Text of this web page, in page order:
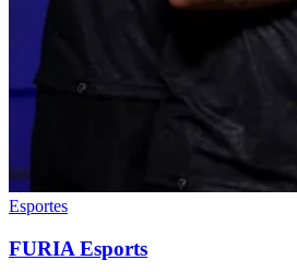
Esportes
FURIA Esports